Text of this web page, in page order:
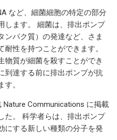
など、細菌細胞の特定の部分
します。 細菌は、排出ポンプ
ンパク質）の発達など、さま
性を持つことができます。
物質が細菌を殺すことができ
到達する前に排出ポンプが抗
。
Nature Communications に掲載
た。 科学者らは、排出ポンプ
にする新しい種類の分子を発